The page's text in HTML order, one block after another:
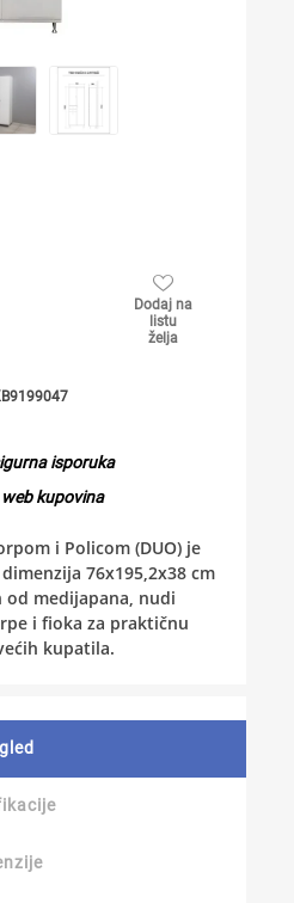
Dodaj na
listu
želja
isporuka
kupovina
i Policom (DUO) je
76x195,2x38 cm
medijapana, nudi
i fioka za praktičnu
kupatila.